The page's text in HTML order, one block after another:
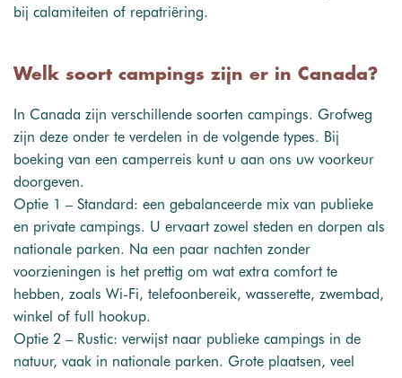
bij calamiteiten of repatriëring.
Welk soort campings zijn er in Canada?
In Canada zijn verschillende soorten campings. Grofweg
zijn deze onder te verdelen in de volgende types. Bij
boeking van een camperreis kunt u aan ons uw voorkeur
doorgeven.
Optie 1 – Standard: een gebalanceerde mix van publieke
en private campings. U ervaart zowel steden en dorpen als
nationale parken. Na een paar nachten zonder
voorzieningen is het prettig om wat extra comfort te
hebben, zoals Wi-Fi, telefoonbereik, wasserette, zwembad,
winkel of full hookup.
Optie 2 – Rustic: verwijst naar publieke campings in de
natuur, vaak in nationale parken. Grote plaatsen, veel